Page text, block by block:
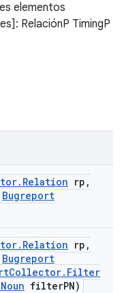
elementos
RelaciónP TimingP
. Relation rp ,
Bugreport
. Relation rp ,
Bugreport
Collector. Filter
Noun filterPN)